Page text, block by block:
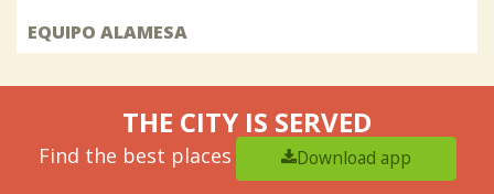
EQUIPO ALAMESA
THE CITY IS SERVED
Find the best places Download app